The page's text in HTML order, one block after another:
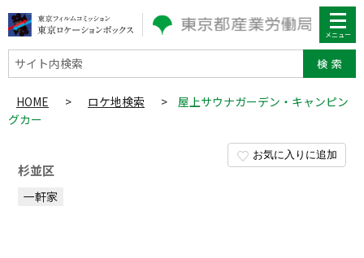
サイト内検索
HOME > ロケ地検索 >
屋上サウナガーデン・キャンピン
グカー
お気に入りに追加
杉並区
一軒家